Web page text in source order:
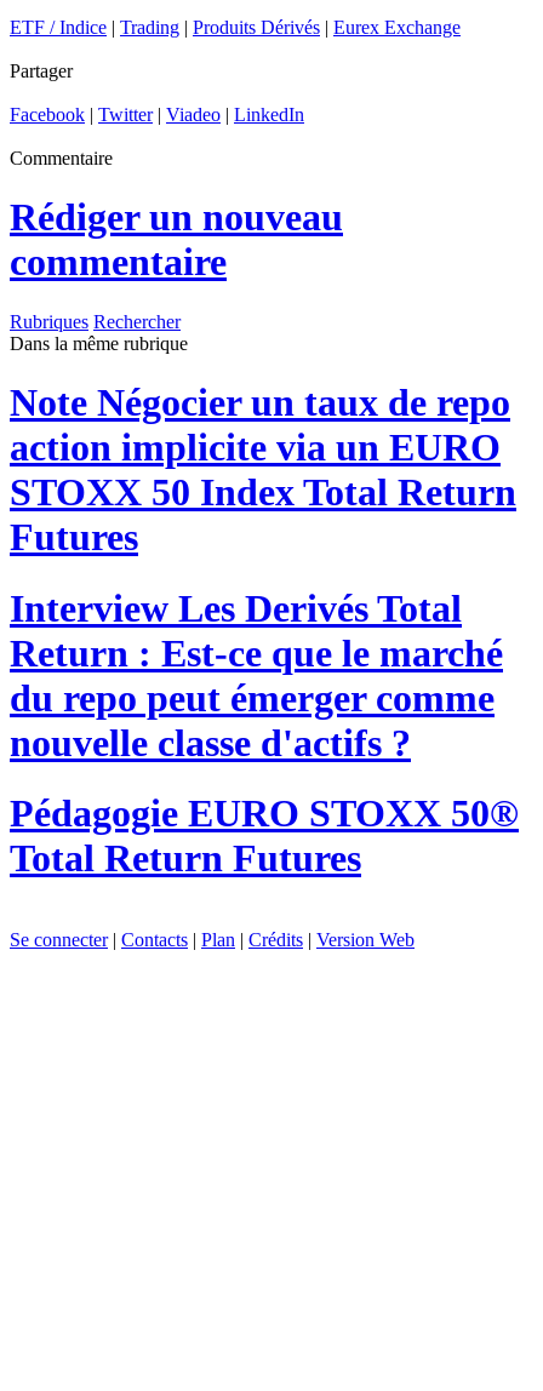
ETF / Indice | Trading | Produits Dérivés | Eurex Exchange
Partager
Facebook | Twitter| Viadeo | LinkedIn
Commentaire
Rédiger un nouveau
commentaire
Rubriques Rechercher
Dans la même rubrique
Note Négocier un taux de repo
action implicite via un EURO
STOXX 50 Index Total Return
Futures
Interview Les Derivés Total
Return : Est-ce que le marché
du repo peut émerger comme
nouvelle classe d'actifs ?
Pédagogie EURO STOXX 50®
Total Return Futures
Se connecter| Contacts | Plan | Crédits | Version Web